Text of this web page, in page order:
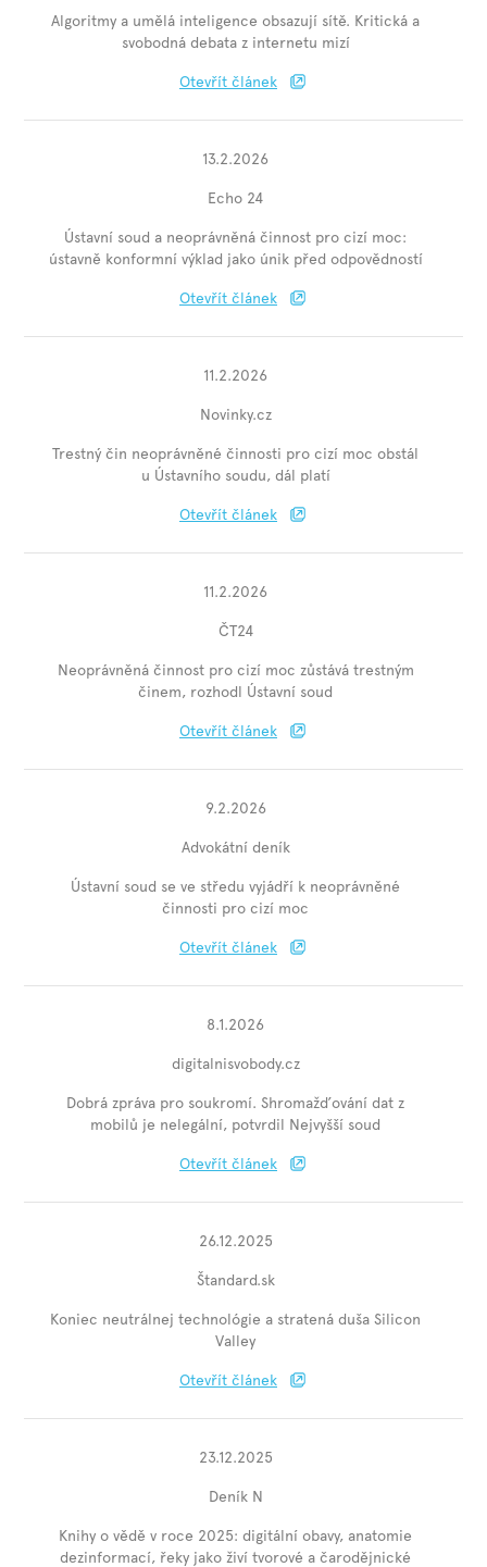
Algoritmy a umělá inteligence obsazují sítě. Kritická a
svobodná debata z internetu mizí
Otevřít článek
13.2.2026
Echo 24
Ústavní soud a neoprávněná činnost pro cizí moc:
ústavně konformní výklad jako únik před odpovědností
Otevřít článek
11.2.2026
Novinky.cz
Trestný čin neoprávněné činnosti pro cizí moc obstál
u Ústavního soudu, dál platí
Otevřít článek
11.2.2026
ČT24
Neoprávněná činnost pro cizí moc zůstává trestným
činem, rozhodl Ústavní soud
Otevřít článek
9.2.2026
Advokátní deník
Ústavní soud se ve středu vyjádří k neoprávněné
činnosti pro cizí moc
Otevřít článek
8.1.2026
digitalnisvobody.cz
Dobrá zpráva pro soukromí. Shromažďování dat z
mobilů je nelegální, potvrdil Nejvyšší soud
Otevřít článek
26.12.2025
Štandard.sk
Koniec neutrálnej technológie a stratená duša Silicon
Valley
Otevřít článek
23.12.2025
Deník N
Knihy o vědě v roce 2025: digitální obavy, anatomie
dezinformací, řeky jako živí tvorové a čarodějnické